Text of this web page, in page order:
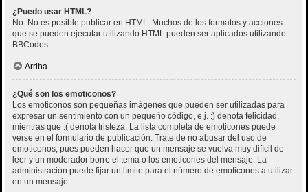
¿Puedo usar HTML?
No. No es posible publicar en HTML. Muchos de los formatos y acciones
que se pueden ejecutar utilizando HTML pueden ser aplicados utilizando
BBCodes.
Arriba
¿Qué son los emoticonos?
Los emoticonos son pequeñas imágenes que pueden ser utilizadas para
expresar un sentimiento con un pequeño código, e.j. :) denota felicidad,
mientras que :( denota tristeza. La lista completa de emoticones puede
verse en el formulario de publicación. Trate de no abusar del uso de
emoticonos, pues pueden hacer que un mensaje se vuelva muy difícil de
leer y un moderador borre el tema o los emoticones del mensaje. La
administración puede fijar un límite para el número de emoticones a utilizar
en un mensaje.